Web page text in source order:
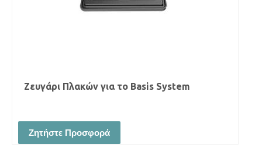
Ζευγάρι Πλακών για το Basis System
Ζητήστε Προσφορά